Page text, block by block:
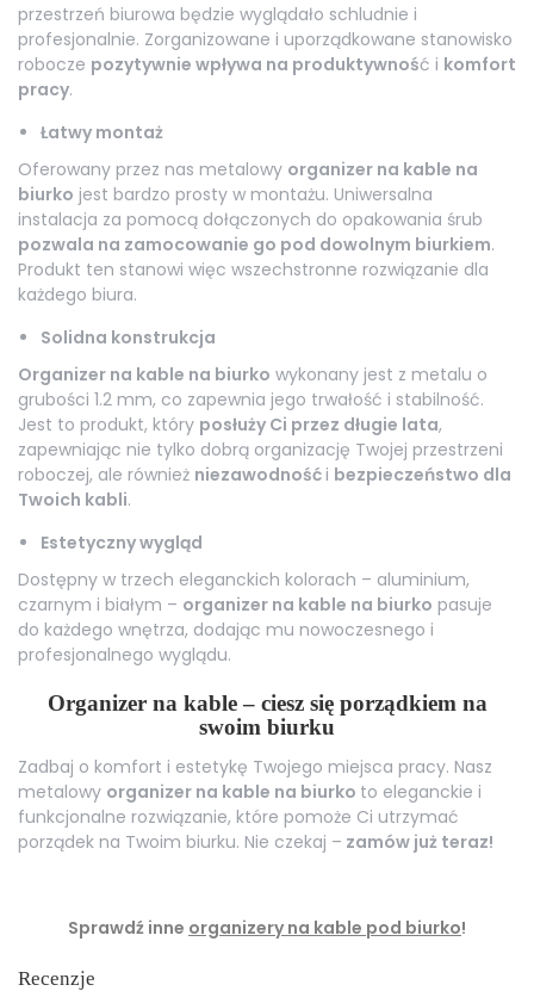
przestrzeń biurowa będzie wyglądało schludnie i
profesjonalnie. Zorganizowane i uporządkowane stanowisko
robocze pozytywnie wpływa na produktywność i komfort
pracy.
Łatwy montaż
Oferowany przez nas metalowy organizer na kable na
biurko jest bardzo prosty w montażu. Uniwersalna
instalacja za pomocą dołączonych do opakowania śrub
pozwala na zamocowanie go pod dowolnym biurkiem.
Produkt ten stanowi więc wszechstronne rozwiązanie dla
każdego biura.
Solidna konstrukcja
Organizer na kable na biurko wykonany jest z metalu o
grubości 1.2 mm, co zapewnia jego trwałość i stabilność.
Jest to produkt, który posłuży Ci przez długie lata,
zapewniając nie tylko dobrą organizację Twojej przestrzeni
roboczej, ale również niezawodność i bezpieczeństwo dla
Twoich kabli.
Estetyczny wygląd
Dostępny w trzech eleganckich kolorach – aluminium,
czarnym i białym – organizer na kable na biurko pasuje
do każdego wnętrza, dodając mu nowoczesnego i
profesjonalnego wyglądu.
Organizer na kable – ciesz się porządkiem na
swoim biurku
Zadbaj o komfort i estetykę Twojego miejsca pracy. Nasz
metalowy organizer na kable na biurko to eleganckie i
funkcjonalne rozwiązanie, które pomoże Ci utrzymać
porządek na Twoim biurku. Nie czekaj – zamów już teraz!
Sprawdź inne organizery na kable pod biurko!
Recenzje